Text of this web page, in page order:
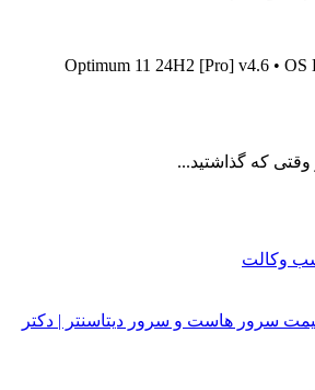
Optimum 11 24H2 [Pro] v4.6 • OS
وقتی که گذاشتید...
وکالت
سرور هاست و سرور دیتاسنتر | دکتر